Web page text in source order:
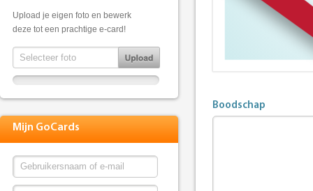
Upload je eigen foto en bewerk
deze tot een prachtige e-card!
Mijn GoCards
Boodschap